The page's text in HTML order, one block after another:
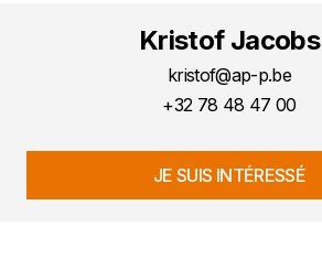
Kristof Jacobs
kristof@ap-p.be
+32 78 48 47 00
JE SUIS INTÉRESSÉ